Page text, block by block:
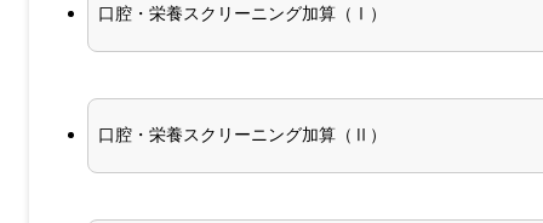
口腔・栄養スクリーニング加算（Ⅰ）
口腔・栄養スクリーニング加算（Ⅱ）